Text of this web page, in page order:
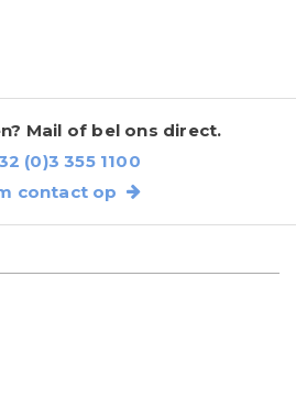
Mail of bel ons direct.
(0)3 355 1100
contact op